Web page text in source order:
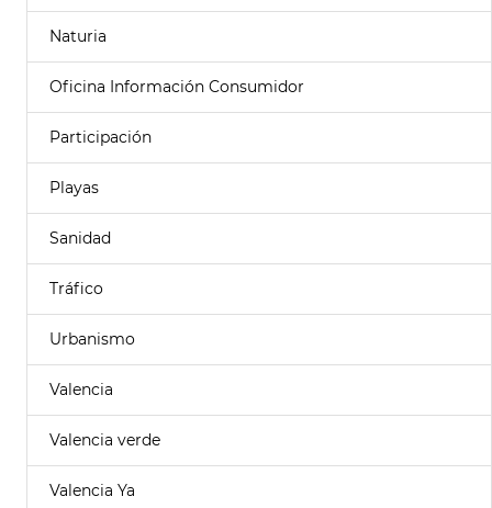
Naturia
Oficina Información Consumidor
Participación
Playas
Sanidad
Tráfico
Urbanismo
Valencia
Valencia verde
Valencia Ya